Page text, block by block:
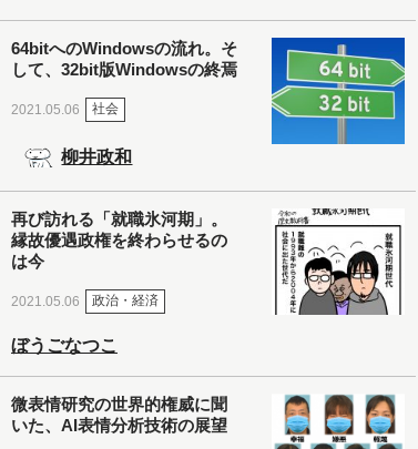
64bitへのWindowsの流れ。そ
して、32bit版Windowsの終焉
2021.05.06 社会
柳井政和
再び訪れる「就職氷河期」。
縁故優遇政権を終わらせるの
は今
2021.05.06 政治・経済
ぼうごなつこ
微表情研究の世界的権威に聞
いた、AI表情分析技術の展望